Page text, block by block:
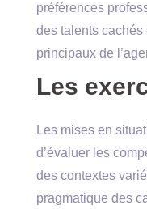
préférences
des talents cachés
principaux de
Les
Les mises en
d’évaluer les
des contextes
pragmatique des